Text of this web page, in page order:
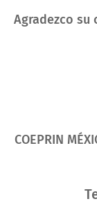
Agradezco
COEPRIN